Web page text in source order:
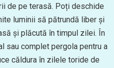
de pe terasă. Poți deschide
luminii să pătrundă liber și
și plăcută în timpul zilei. În
sau complet pergola pentru a
căldura în zilele toride de